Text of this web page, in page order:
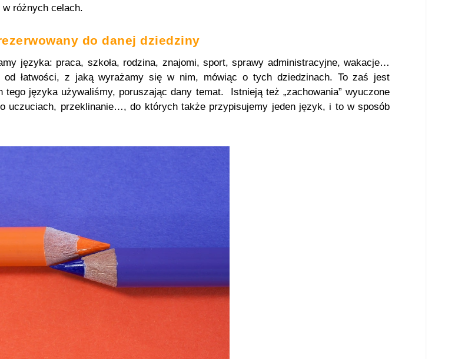
różnych celach.
do danej dziedziny
języka: praca, szkoła, rodzina, znajomi, sport, sprawy administracyjne, wakacje…
łatwości, z jaką wyrażamy się w nim, mówiąc o tych dziedzinach. To zaś jest
języka używaliśmy, poruszając dany temat. Istnieją też „zachowania” wyuczone
uczuciach, przeklinanie…, do których także przypisujemy jeden język, i to w sposób